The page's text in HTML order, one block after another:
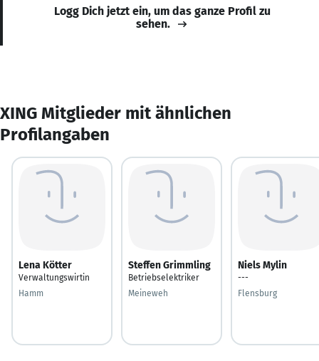
Logg Dich jetzt ein, um das ganze Profil zu
sehen.
XING Mitglieder mit ähnlichen
Profilangaben
Lena Kötter
Verwaltungswirtin
Hamm
Steffen Grimmling
Betriebselektriker
Meineweh
Niels Mylin
---
Flensburg